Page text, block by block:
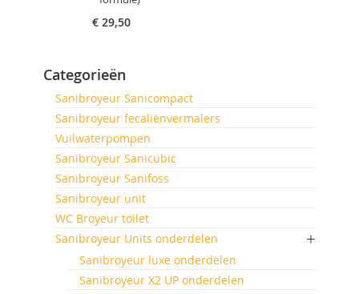
€ 29,50
Categorieën
Sanibroyeur Sanicompact
Sanibroyeur fecaliënvermalers
Vuilwaterpompen
Sanibroyeur Sanicubic
Sanibroyeur Sanifoss
Sanibroyeur unit
WC Broyeur toilet
Sanibroyeur Units onderdelen
Sanibroyeur luxe onderdelen
Sanibroyeur X2 UP onderdelen